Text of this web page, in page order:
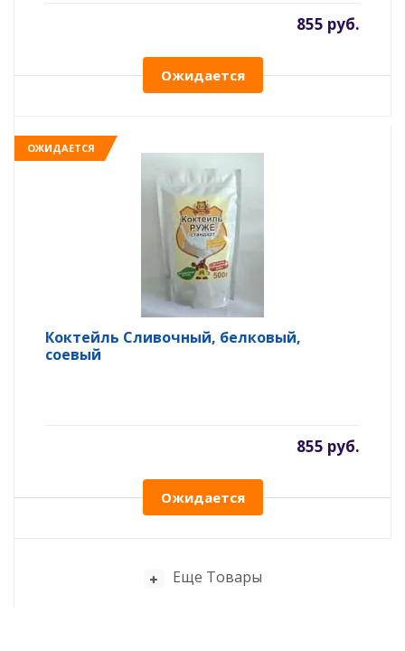
855 руб.
Ожидается
ОЖИДАЕТСЯ
Коктейль Сливочный, белковый,
соевый
855 руб.
Ожидается
Еще Товары